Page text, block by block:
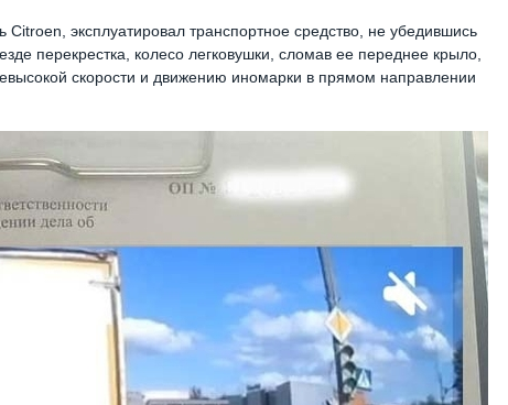
эксплуатировал транспортное средство, не убедившись
перекрестка, колесо легковушки, сломав ее переднее крыло,
скорости и движению иномарки в прямом направлении